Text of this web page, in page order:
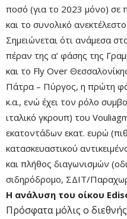
ποσό (για το 2023 μόνο) σε
και το συνολικό
Σημειώνεται ότι ανάμεσα
πέραν της α’ φάσης της
και το Fly Over
Πάτρα – Πύργος, η πρώτη
κ.α., ενώ έχει τον ρόλο
ιταλικό γκρουπ) του
εκατοντάδων εκατ. ευρώ
κατασκευαστικού
και πλήθος διαγωνισμών
σιδηρόδρομο, ΣΔΙΤ/
Η ανάλυση του οίκου
Πρόσφατα μόλις ο